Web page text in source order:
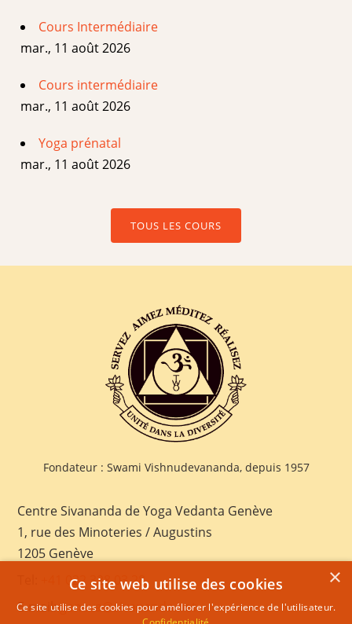
Cours Intermédiaire
mar., 11 août 2026
Cours intermédiaire
mar., 11 août 2026
Yoga prénatal
mar., 11 août 2026
TOUS LES COURS
Fondateur : Swami Vishnudevananda, depuis 1957
Centre Sivananda de Yoga Vedanta Genève
1, rue des Minoteries / Augustins
1205 Genève
+41 022 328 03 28
E-mail:geneva@sivananda.net
×
Ce site web utilise des cookies
Ce site utilise des cookies pour améliorer l'expérience de l'utilisateur.